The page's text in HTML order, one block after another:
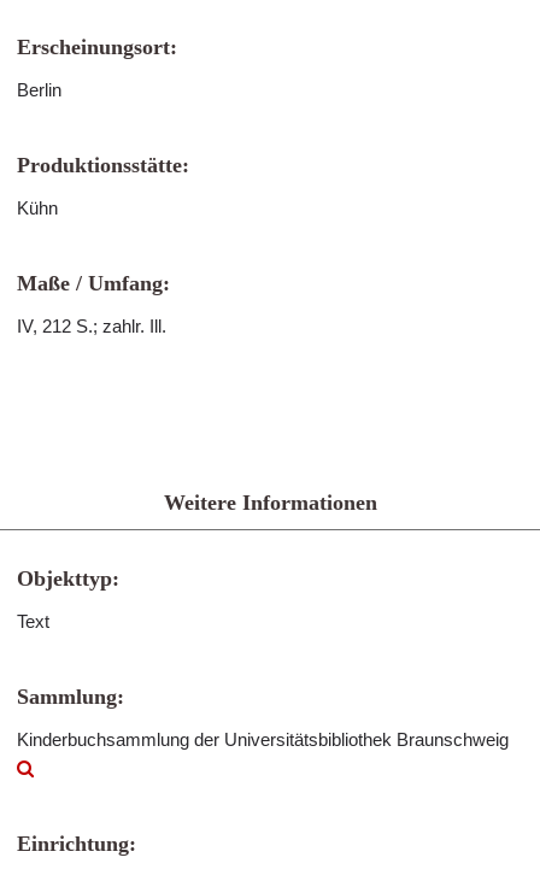
Erscheinungsort:
Berlin
Produktionsstätte:
Kühn
Maße / Umfang:
IV, 212 S.; zahlr. Ill.
Weitere Informationen
Objekttyp:
Text
Sammlung:
Kinderbuchsammlung der Universitätsbibliothek Braunschweig
Einrichtung: